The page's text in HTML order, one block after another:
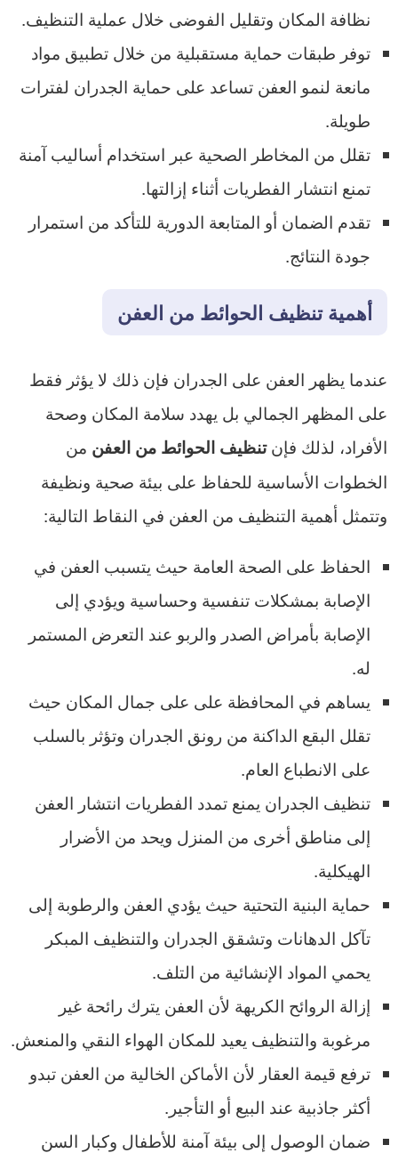
نظافة المكان وتقليل الفوضى خلال عملية التنظيف.
توفر طبقات حماية مستقبلية من خلال تطبيق مواد
مانعة لنمو العفن تساعد على حماية الجدران لفترات
طويلة.
تقلل من المخاطر الصحية عبر استخدام أساليب آمنة
تمنع انتشار الفطريات أثناء إزالتها.
تقدم الضمان أو المتابعة الدورية للتأكد من استمرار
جودة النتائج.
أهمية تنظيف الحوائط من العفن
عندما يظهر العفن على الجدران فإن ذلك لا يؤثر فقط
على المظهر الجمالي بل يهدد سلامة المكان وصحة
الأفراد، لذلك فإنتنظيف الحوائط من العفن من
الخطوات الأساسية للحفاظ على بيئة صحية ونظيفة
وتتمثل أهمية التنظيف من العفن في النقاط التالية:
الحفاظ على الصحة العامة حيث يتسبب العفن في
الإصابة بمشكلات تنفسية وحساسية ويؤدي إلى
الإصابة بأمراض الصدر والربو عند التعرض المستمر
له.
يساهم في المحافظة على على جمال المكان حيث
تقلل البقع الداكنة من رونق الجدران وتؤثر بالسلب
على الانطباع العام.
تنظيف الجدران يمنع تمدد الفطريات انتشار العفن
إلى مناطق أخرى من المنزل ويحد من الأضرار
الهيكلية.
حماية البنية التحتية حيث يؤدي العفن والرطوبة إلى
تآكل الدهانات وتشقق الجدران والتنظيف المبكر
يحمي المواد الإنشائية من التلف.
إزالة الروائح الكريهة لأن العفن يترك رائحة غير
مرغوبة والتنظيف يعيد للمكان الهواء النقي والمنعش.
ترفع قيمة العقار لأن الأماكن الخالية من العفن تبدو
أكثر جاذبية عند البيع أو التأجير.
ضمان الوصول إلى بيئة آمنة للأطفال وكبار السن